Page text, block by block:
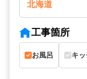
北海道
工事箇所
お風呂 キ